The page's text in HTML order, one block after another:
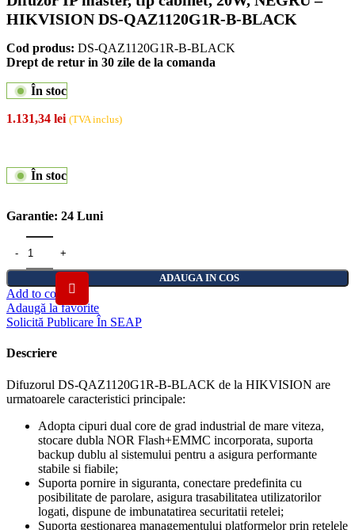
HIKVISION DS-QAZ1120G1R-B-BLACK
Cod produs: DS-QAZ1120G1R-B-BLACK
Drept de retur in 30 zile de la comanda
În stoc
1.131,34 lei (TVA inclus)
În stoc
Garantie: 24 Luni
Cantitate Difuzor IP master, tip cabinet, 20W, NEGRU -
ADAUGA IN COS
Add to compare
Adaugă la favorite
Solicită Publicare În SEAP
Descriere
Difuzorul DS-QAZ1120G1R-B-BLACK de la HIKVISION are
urmatoarele caracteristici principale:
Adopta cipuri dual core de grad industrial de mare viteza,
stocare dubla NOR Flash+EMMC incorporata, suporta
backup dublu al sistemului pentru a asigura performante
stabile si fiabile;
Suporta pornire in siguranta, conectare predefinita cu
posibilitate de parolare, asigura trasabilitatea utilizatorilor
logati, dispune de imbunatatirea securitatii retelei;
Suporta gestionarea managementului platformelor prin retelele